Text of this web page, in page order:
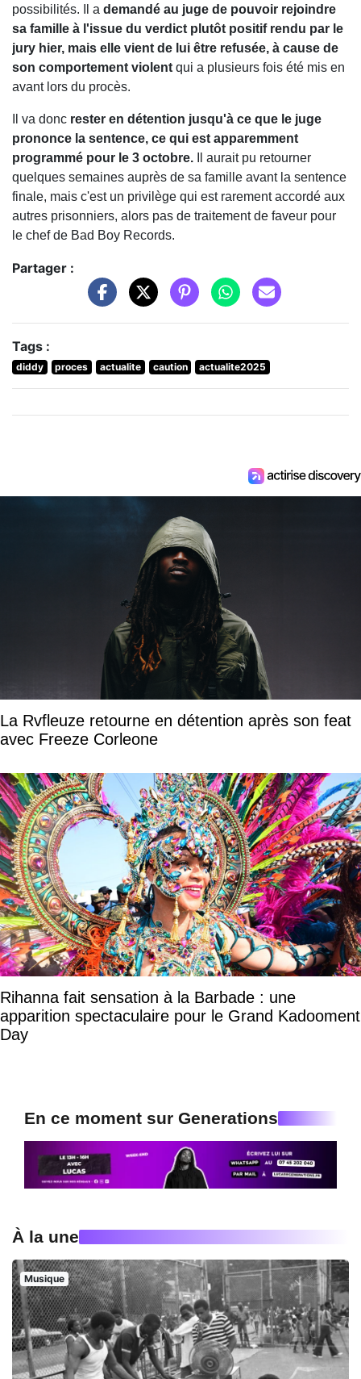
possibilités. Il a demandé au juge de pouvoir rejoindre
sa famille à l'issue du verdict plutôt positif rendu par le
jury hier, mais elle vient de lui être refusée, à cause de
son comportement violent qui a plusieurs fois été mis en
avant lors du procès.
Il va donc rester en détention jusqu'à ce que le juge
prononce la sentence, ce qui est apparemment
programmé pour le 3 octobre. Il aurait pu retourner
quelques semaines auprès de sa famille avant la sentence
finale, mais c'est un privilège qui est rarement accordé aux
autres prisonniers, alors pas de traitement de faveur pour
le chef de Bad Boy Records.
Partager :
Tags :
diddy proces actualite caution actualite2025
La Rvfleuze retourne en détention après son feat
avec Freeze Corleone
Rihanna fait sensation à la Barbade : une
apparition spectaculaire pour le Grand Kadooment
Day
En ce moment sur Generations
À la une
Musique